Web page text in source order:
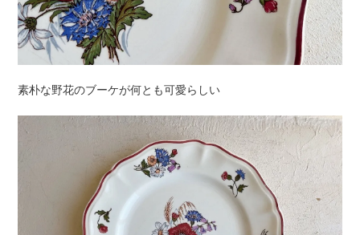
素朴な野花のブーケが何とも可愛らしい